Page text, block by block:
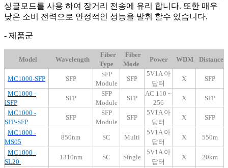
싱글모드를 사용 하여 장거리 전송에 유리 합니다. 또한 매우
낮은 소비 전력으로 안정적인 성능을 발휘 할수 있습니다.
- 제품군
Model Wavelength
Fiber
Type
Fiber
Mode
Power WDM Distance
MC1000-SFP SFP
SFP
Module
SFP
5V1A 아
답터
X
SFP
MC1000 -
ISFP
SFP
SFP
Module
SFP
AC 110 ~
256
X
SFP
MC1000 -
SFP-SFP
SFP
SFP
Module
SFP
5V1A 아
답터
X
SFP
MC1000 -
MS05
850nm SC Multi
5V1A 아
답터
X
550m
MC1000 -
SL20
1310nm SC Single
5V1A 아
답터
X
20km